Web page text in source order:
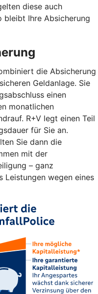
diese auch
bleibt Ihre Absicherung
die Absicherung
Geldanlage. Sie
einen
monatlichen
R+V legt einen Teil
für Sie an.
Sie dann die
mit der
– ganz
Leistungen wegen eines